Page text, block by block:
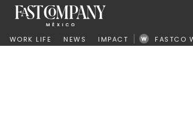
WORK LIFE NEWS IMPACT FASTCO